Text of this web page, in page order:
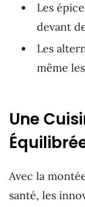
Les
devant
Les
même
Une
Avec la
santé, les